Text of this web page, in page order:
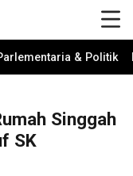
& Politik
Singgah
SK